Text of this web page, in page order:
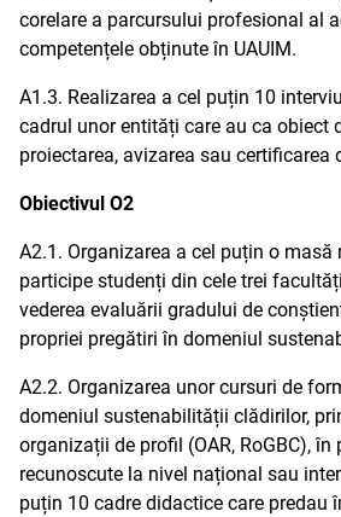
corelare a parcursului profesional al
competențele obținute în UAUIM.
A1.3. Realizarea a cel puțin 10
cadrul unor entități care au ca obiect
proiectarea, avizarea sau certificarea
Obiectivul O2
A2.1. Organizarea a cel puțin o masă
participe studenți din cele trei
vederea evaluării gradului de
propriei pregătiri în domeniul
A2.2. Organizarea unor cursuri de
domeniul sustenabilității clădirilor,
organizații de profil (OAR, RoGBC), în
recunoscute la nivel național sau
puțin 10 cadre didactice care predau